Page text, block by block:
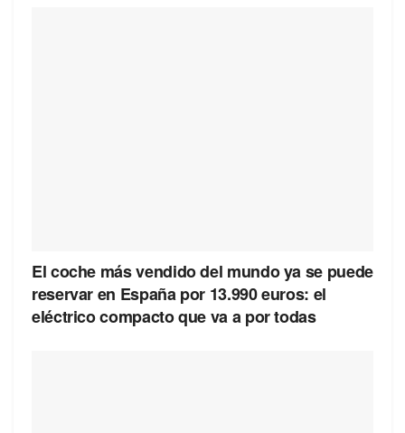
El coche más vendido del mundo ya se puede
reservar en España por 13.990 euros: el
eléctrico compacto que va a por todas